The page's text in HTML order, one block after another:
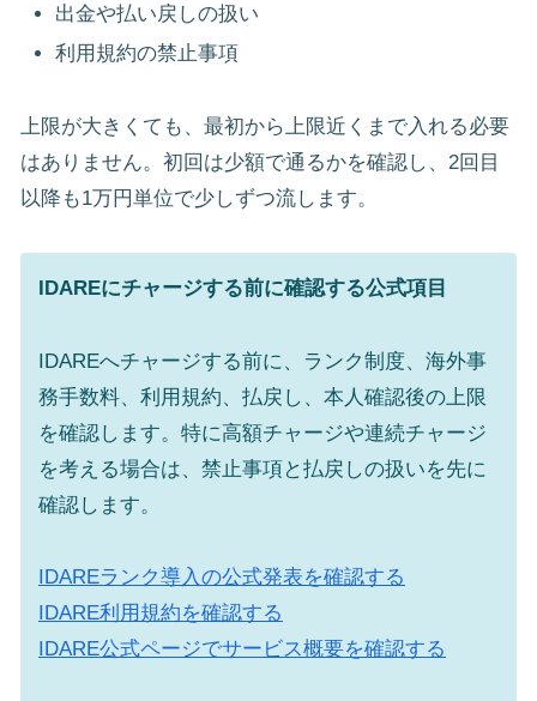
出金や払い戻しの扱い
利用規約の禁止事項
上限が大きくても、最初から上限近くまで入れる必要
はありません。初回は少額で通るかを確認し、2回目
以降も1万円単位で少しずつ流します。
IDAREにチャージする前に確認する公式項目
IDAREへチャージする前に、ランク制度、海外事
務手数料、利用規約、払戻し、本人確認後の上限
を確認します。特に高額チャージや連続チャージ
を考える場合は、禁止事項と払戻しの扱いを先に
確認します。
IDAREランク導入の公式発表を確認する
IDARE利用規約を確認する
IDARE公式ページでサービス概要を確認する